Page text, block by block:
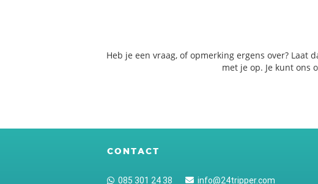
Heb je een vraag, of opmerking ergens over?
met je op. Je kunt ons
CONTACT
085 301 24 38 info@24tripper.com